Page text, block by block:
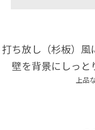
打ち放し（杉板）
壁を背景にしっと
上品